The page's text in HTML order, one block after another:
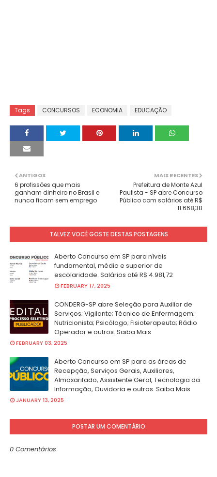
Tags CONCURSOS ECONOMIA EDUCAÇÃO
MAIS RECENTES
Prefeitura de Monte Azul
Paulista - SP abre Concurso
Público com salários até R$
11.668,38
ANTIGOS
6 profissões que mais
ganham dinheiro no Brasil e
nunca ficam sem emprego
TALVEZ VOCÊ GOSTE DESTAS POSTAGENS
Aberto Concurso em SP para níveis
fundamental, médio e superior de
escolaridade. Salários até R$ 4.981,72
FEBRUARY 17, 2025
CONDERG-SP abre Seleção para Auxiliar de
Serviços; Vigilante; Técnico de Enfermagem;
Nutricionista; Psicólogo; Fisioterapeuta; Rádio
Operador e outros. Saiba Mais
FEBRUARY 03, 2025
Aberto Concurso em SP para as áreas de
Recepção, Serviços Gerais, Auxiliares,
Almoxarifado, Assistente Geral, Tecnologia da
Informação, Ouvidoria e outros. Saiba Mais
JANUARY 13, 2025
POSTAR UM COMENTÁRIO
0 Comentários